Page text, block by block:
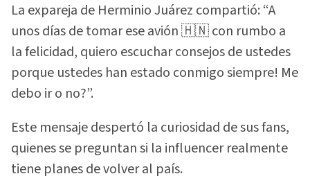
La expareja de Herminio Juárez compartió: “A
unos días de tomar ese avión 🇭🇳 con rumbo a
la felicidad, quiero escuchar consejos de ustedes
porque ustedes han estado conmigo siempre! Me
debo ir o no?”.
Este mensaje despertó la curiosidad de sus fans,
quienes se preguntan si la influencer realmente
tiene planes de volver al país.